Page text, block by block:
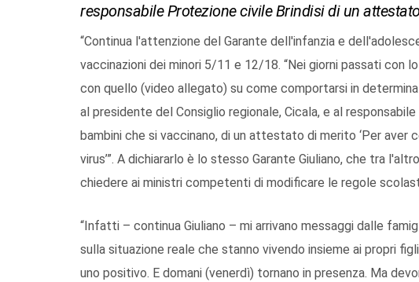
responsabile Protezione civile Brindisi di un
“Continua l'attenzione del Garante dell'infanzia e
vaccinazioni dei minori 5/11 e 12/18. “Nei giorni passati con
con quello (video allegato) su come comportarsi in
al presidente del Consiglio regionale, Cicala, e al
bambini che si vaccinano, di un attestato di merito ‘Per
virus’”. A dichiararlo è lo stesso Garante Giuliano, che tra
chiedere ai ministri competenti di modificare le regole
“Infatti – continua Giuliano – mi arrivano messaggi dalle
sulla situazione reale che stanno vivendo insieme ai propri
uno positivo. E domani (venerdì) tornano in presenza. Ma